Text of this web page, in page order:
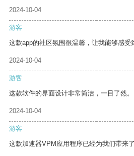
2024-10-04
游客
这款app的社区氛围很温馨，让我能够感受
2024-10-04
游客
这款软件的界面设计非常简洁，一目了然。
2024-10-04
游客
这款加速器VPM应用程序已经为我们带来